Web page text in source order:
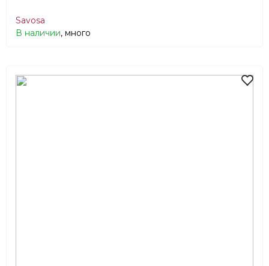
Savosa
В наличии, много